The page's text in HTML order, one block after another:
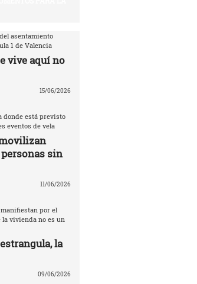
asentamiento
1 de Valencia
vive aquí no
15/06/2026
donde está previsto
eventos de vela
sin
11/06/2026
por el
vivienda no es un
la
09/06/2026